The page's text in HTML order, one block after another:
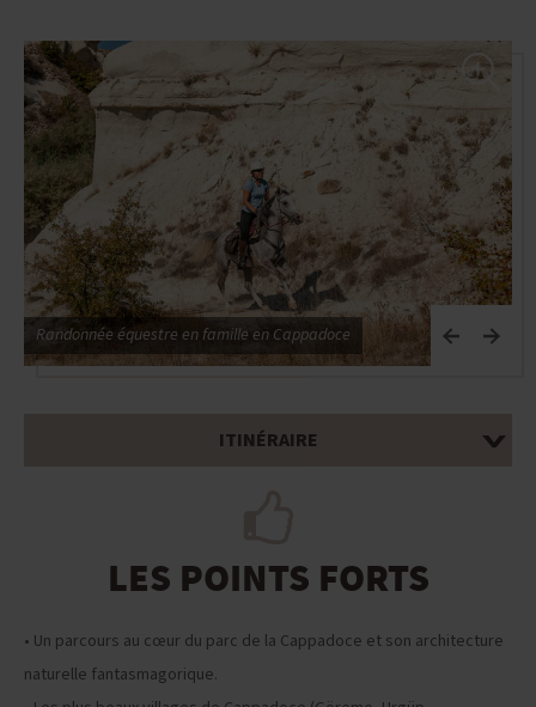
Randonnée équestre en famille en Cappadoce
ITINÉRAIRE
LES POINTS FORTS
• Un parcours au cœur du parc de la Cappadoce et son architecture
naturelle fantasmagorique.